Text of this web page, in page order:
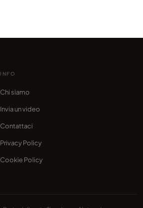
INFO
Chi siamo
Invia un video
Contattaci
Privacy Policy
Cookie Policy